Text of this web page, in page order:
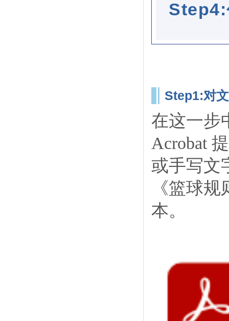
Step4:
Step1:对
在这一步
Acrobat
或手写文
《篮球
本。